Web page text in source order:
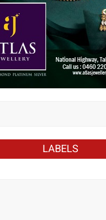
LABELS